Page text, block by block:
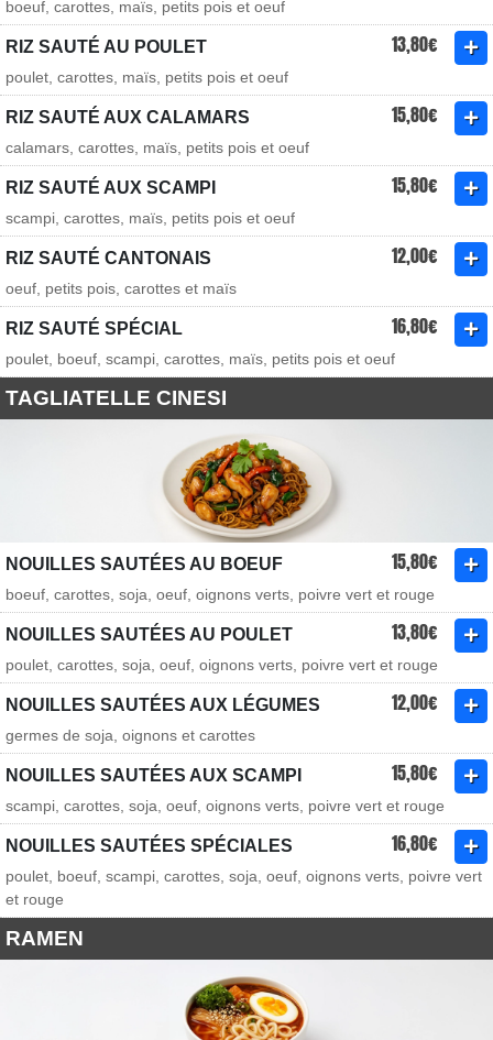
boeuf, carottes, maïs, petits pois et oeuf
RIZ SAUTÉ AU POULET 13,80€
poulet, carottes, maïs, petits pois et oeuf
RIZ SAUTÉ AUX CALAMARS 15,80€
calamars, carottes, maïs, petits pois et oeuf
RIZ SAUTÉ AUX SCAMPI 15,80€
scampi, carottes, maïs, petits pois et oeuf
RIZ SAUTÉ CANTONAIS 12,00€
oeuf, petits pois, carottes et maïs
RIZ SAUTÉ SPÉCIAL 16,80€
poulet, boeuf, scampi, carottes, maïs, petits pois et oeuf
TAGLIATELLE CINESI
NOUILLES SAUTÉES AU BOEUF 15,80€
boeuf, carottes, soja, oeuf, oignons verts, poivre vert et rouge
NOUILLES SAUTÉES AU POULET 13,80€
poulet, carottes, soja, oeuf, oignons verts, poivre vert et rouge
NOUILLES SAUTÉES AUX LÉGUMES 12,00€
germes de soja, oignons et carottes
NOUILLES SAUTÉES AUX SCAMPI 15,80€
scampi, carottes, soja, oeuf, oignons verts, poivre vert et rouge
NOUILLES SAUTÉES SPÉCIALES 16,80€
poulet, boeuf, scampi, carottes, soja, oeuf, oignons verts, poivre vert
et rouge
RAMEN